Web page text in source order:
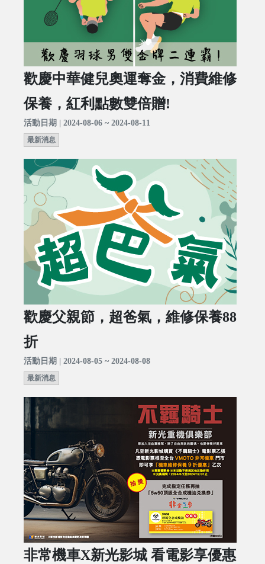
歡慶中華健兒奧運奪金，消費維修
保養，紅利點數雙倍贈!
活動日期 | 2024-08-06 ~ 2024-08-11
最新消息
歡慶父親節，超爸氣，維修保養88
折
活動日期 | 2024-08-05 ~ 2024-08-08
最新消息
非常機車X新光影城 看電影享優惠